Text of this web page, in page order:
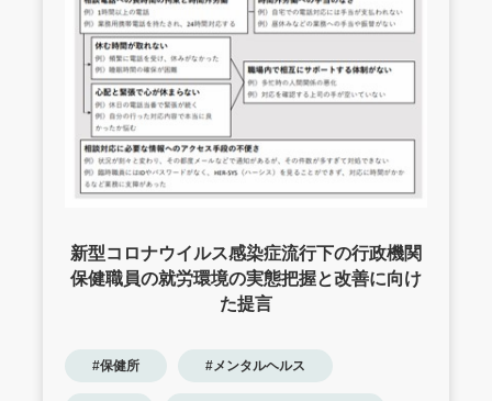
新型コロナウイルス感染症流行下の行政機関
保健職員の就労環境の実態把握と改善に向け
た提言
#保健所 #メンタルヘルス